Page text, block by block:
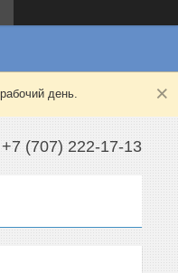
день.
+7 (707) 222-17-13